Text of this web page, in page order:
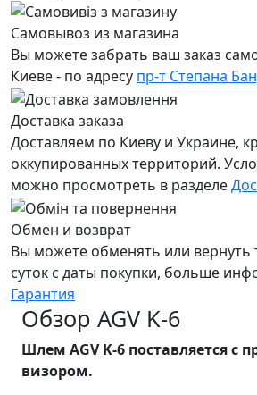
Самовывоз из магазина
Вы можете забрать ваш заказ
Киеве - по адресу пр-т Степана
Доставка заказа
Доставляем по Киеву и Украине,
оккупированных территорий.
можно просмотреть в разделе
Обмен и возврат
Вы можете обменять или вернуть
суток с даты покупки, больше
Гарантия
Обзор AGV K-6
Шлем AGV K-6 поставляется с
визором.